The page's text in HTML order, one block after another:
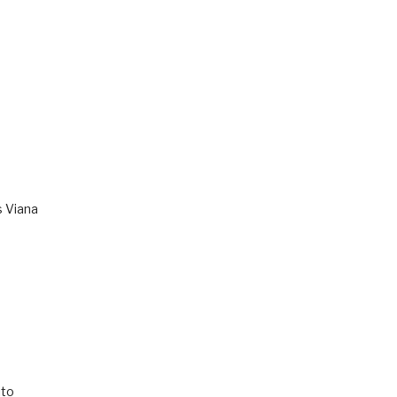
Viana